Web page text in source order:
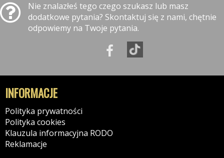
Nie znalazłeś tego czego szukasz lub masz
dodatkowe pytania? Skontaktuj się z nami, chętnie
odpowiemy na Twoje pytania.
INFORMACJE
Polityka prywatności
Polityka cookies
Klauzula informacyjna RODO
Reklamacje